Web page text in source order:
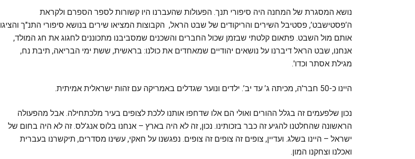
נושא המסגרת של המחנה היה סיפורי תנך. הפעולות שהעברנו היו קשורות לספר הספרם ולקראת
ה’פסטישבט’, פסטיבל השירים והריקודים של שבט הראל, הקבוצות המציאו שירים בנושא סיפורי התנ"ך והציגו
אותם מול השבט. פתאום קלטתי שבזמן שכול החברים והשכנים שמסביבנו מתכוננים לחגוג את חג המולד,
אנחנו, שבט הראל דיברנו על נושאים יהודיים שמאחדים את כולנו: בראשית, ששת ימי הבריאה, תיבת נח,
מגילת אסתר וכדו'.
היינו כ-50 חבר'ה, מכיתה ג’ עד יב’. ילדים ונוער שגדלים באמריקה עם זהות ישראלית אמיתית.
נכון שלפעמים זה בגלל ההורים ואולי הם אלו שדחפו אותנו ללכת לצופים בעיר מלכתחילה. אבל מהפעולה
הראשונה שהחלטנו להגיע זה כבר בזכותינו. נכון, זה לא היה בארץ – אנחנו בלוס אנג’לס. זה לא היה בחום של
ישראל – היינו בשלג. ועדיין, צופים זה צופים זה צופים. נפגשנו על חאקי, עשינו מסדרים, תיקשרנו בעברית
ואכלנו וצחקנו המון.